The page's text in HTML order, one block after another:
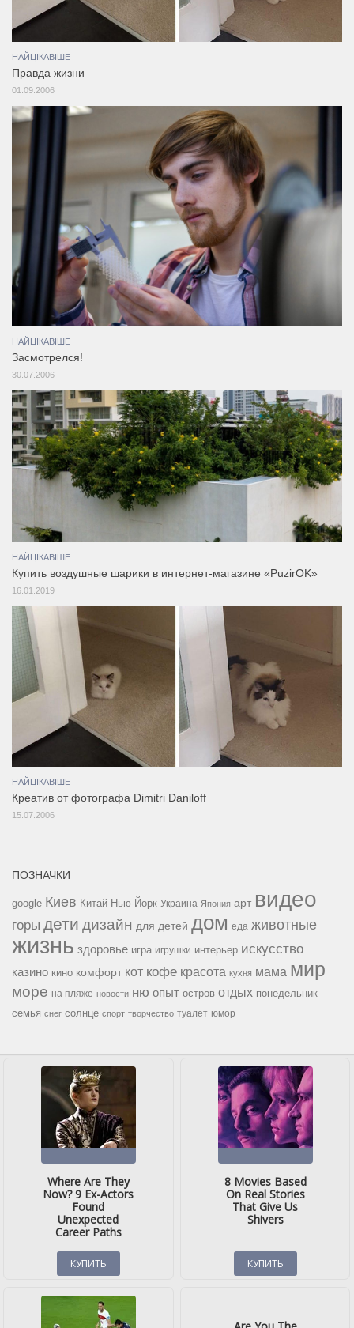
НАЙЦІКАВІШЕ
Правда жизни
01.09.2006
НАЙЦІКАВІШЕ
Засмотрелся!
30.07.2006
НАЙЦІКАВІШЕ
Купить воздушные шарики в интернет-магазине «PuzirOK»
16.01.2019
НАЙЦІКАВІШЕ
Креатив от фотографа Dimitri Daniloff
15.07.2006
ПОЗНАЧКИ
google Киев Китай Нью-Йорк Украина Япония арт видео
горы дети дизайн для детей дом еда животные
жизнь здоровье игра игрушки интерьер искусство
казино кино комфорт кот кофе красота кухня мама мир
море на пляже новости ню опыт остров отдых понедельник
семья снег солнце спорт творчество туалет юмор